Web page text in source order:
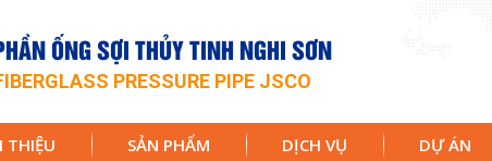
ỐNG SỢI THỦY TINH NGHI SƠN
PRESSURE PIPE JSCO
THIỆU SẢN PHẨM DỊCH VỤ DỰ ÁN